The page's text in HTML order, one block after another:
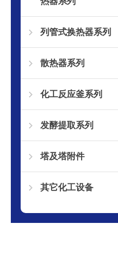
列管式换热器系列
散热器系列
化工反应釜系列
发酵提取系列
塔及塔附件
其它化工设备